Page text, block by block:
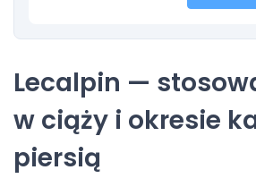
Lecalpin —
w ciąży i okresie
piersią